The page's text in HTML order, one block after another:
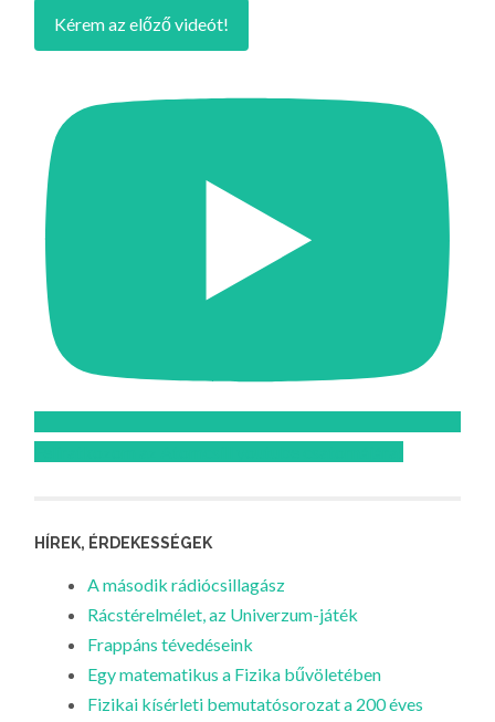
Kérem az előző videót!
HÍREK, ÉRDEKESSÉGEK
A második rádiócsillagász
Rácstérelmélet, az Univerzum-játék
Frappáns tévedéseink
Egy matematikus a Fizika bűvöletében
Fizikai kísérleti bemutatósorozat a 200 éves